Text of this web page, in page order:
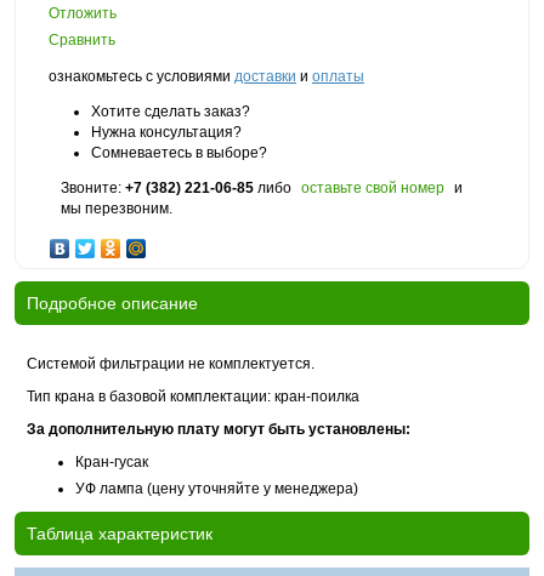
Отложить
Сравнить
ознакомьтесь с условиями доставки и оплаты
Хотите сделать заказ?
Нужна консультация?
Сомневаетесь в выборе?
Звоните: +7 (382) 221-06-85 либо оставьте свой номер и
мы перезвоним.
Подробное описание
Системой фильтрации не комплектуется.
Тип крана в базовой комплектации: кран-поилка
За дополнительную плату могут быть установлены:
Кран-гусак
УФ лампа (цену уточняйте у менеджера)
Таблица характеристик